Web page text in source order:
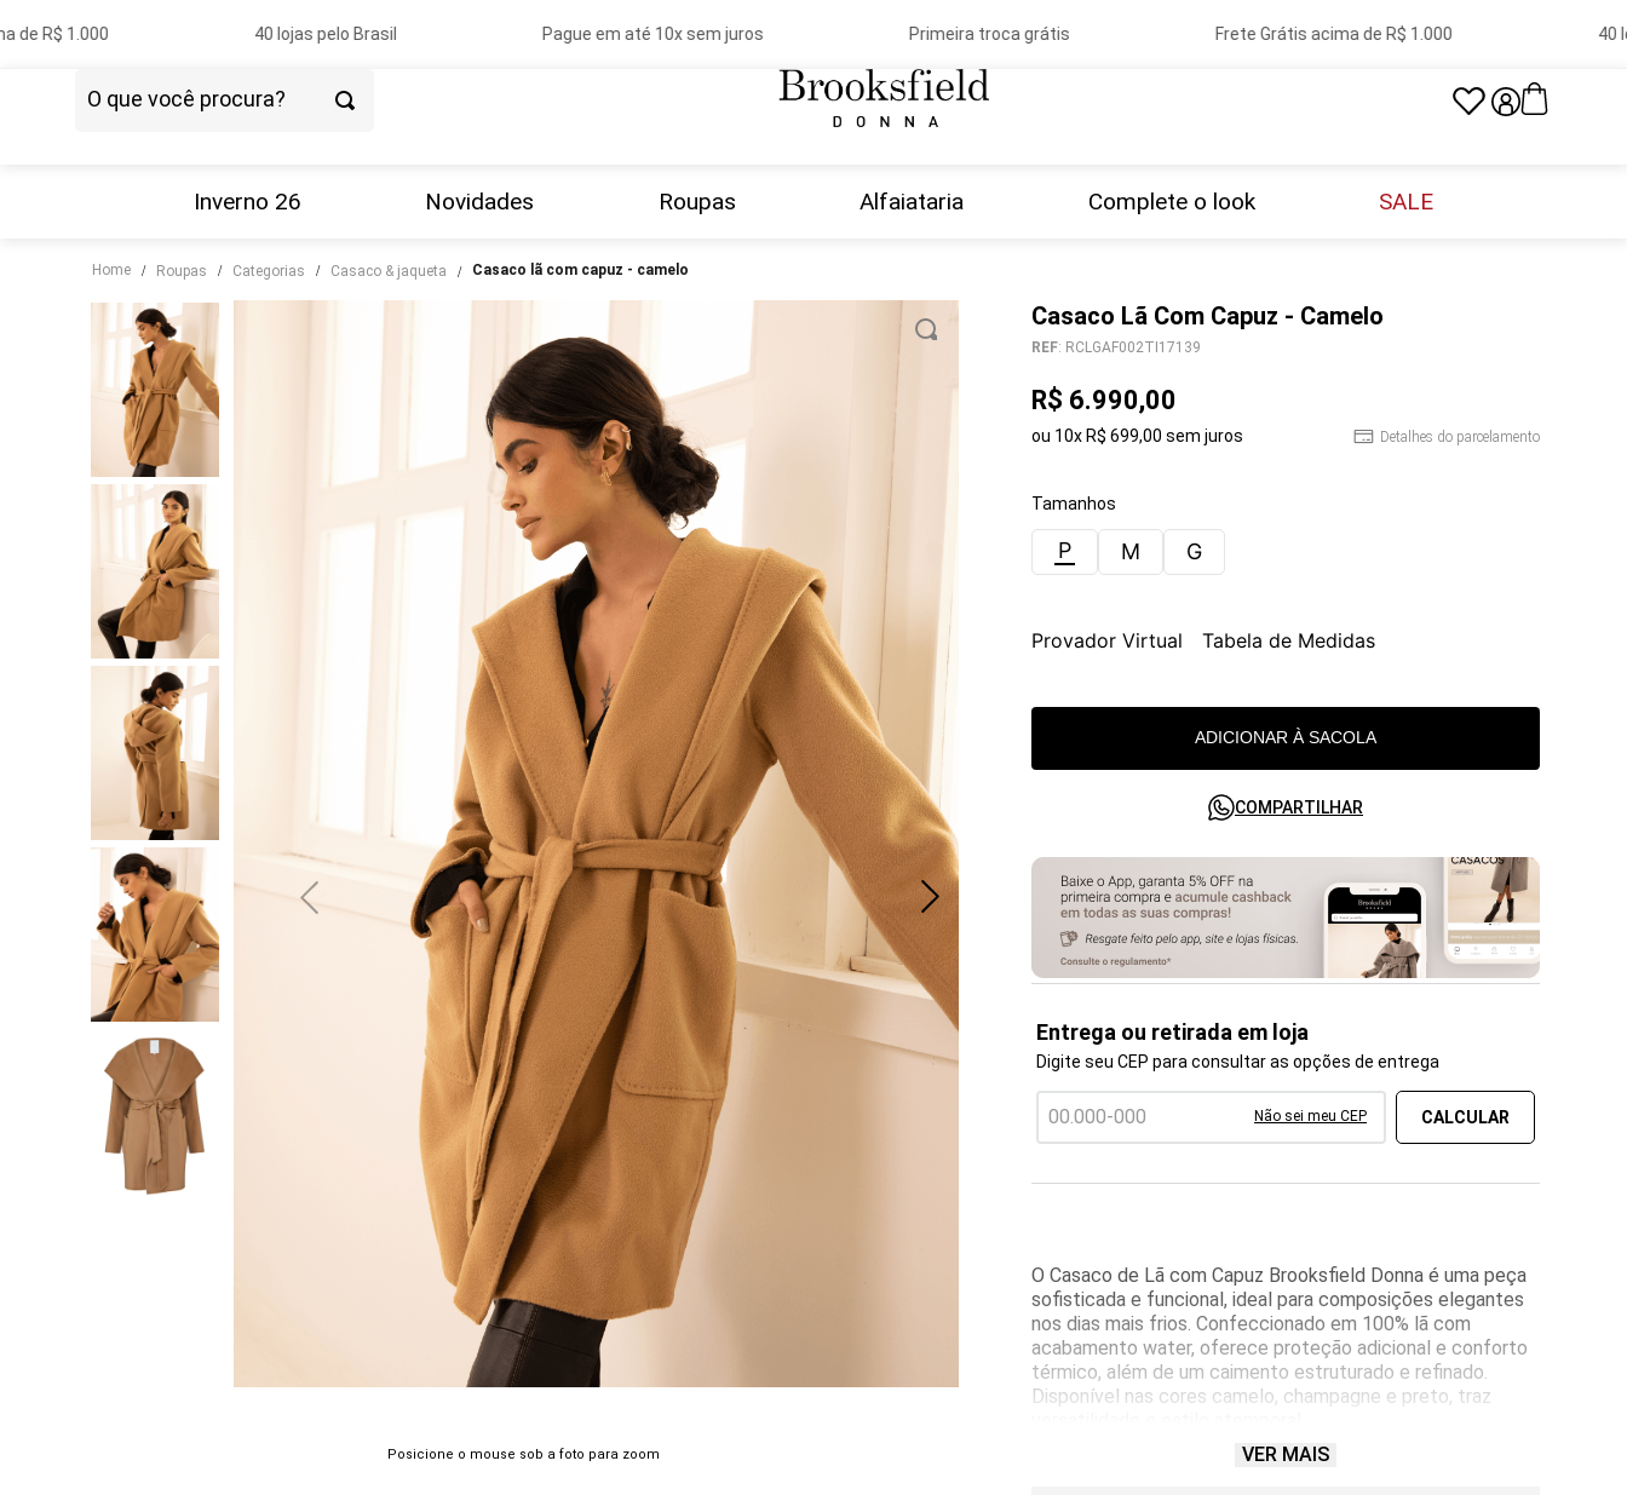
R$ 1.000 40 lojas pelo Brasil Pague em até 10x sem juros Primeira troca grátis Frete Grátis acima de R$ 1.000 40
Inverno 26 Novidades Roupas Alfaiataria Complete o look SALE
Home roupas categorias casaco & jaqueta casaco lã com capuz - camelo
Posicione o mouse sob a foto para zoom
Casaco Lã Com Capuz - Camelo
REF: RCLGAF002TI17139
R$ 6.990,00
ou 10x R$ 699,00 sem juros Detalhes do parcelamento
Tamanhos
P M G
Provador Virtual Tabela de Medidas
ADICIONAR À SACOLA
COMPARTILHAR
Entrega ou retirada em loja
Digite seu CEP para consultar as opções de entrega
Não sei meu CEP
O Casaco de Lã com Capuz Brooksfield Donna é uma peça
sofisticada e funcional, ideal para composições elegantes
nos dias mais frios. Confeccionado em 100% lã com
acabamento water, oferece proteção adicional e conforto
térmico, além de um caimento estruturado e refinado.
Disponível nas cores camelo, champagne e preto, traz
O modelo possui mangas longas e capuz, unindo praticidade
VER MAIS
3º
calça
blusa
tricot
camisa
couro
8º
saia
calça jeans
jeans